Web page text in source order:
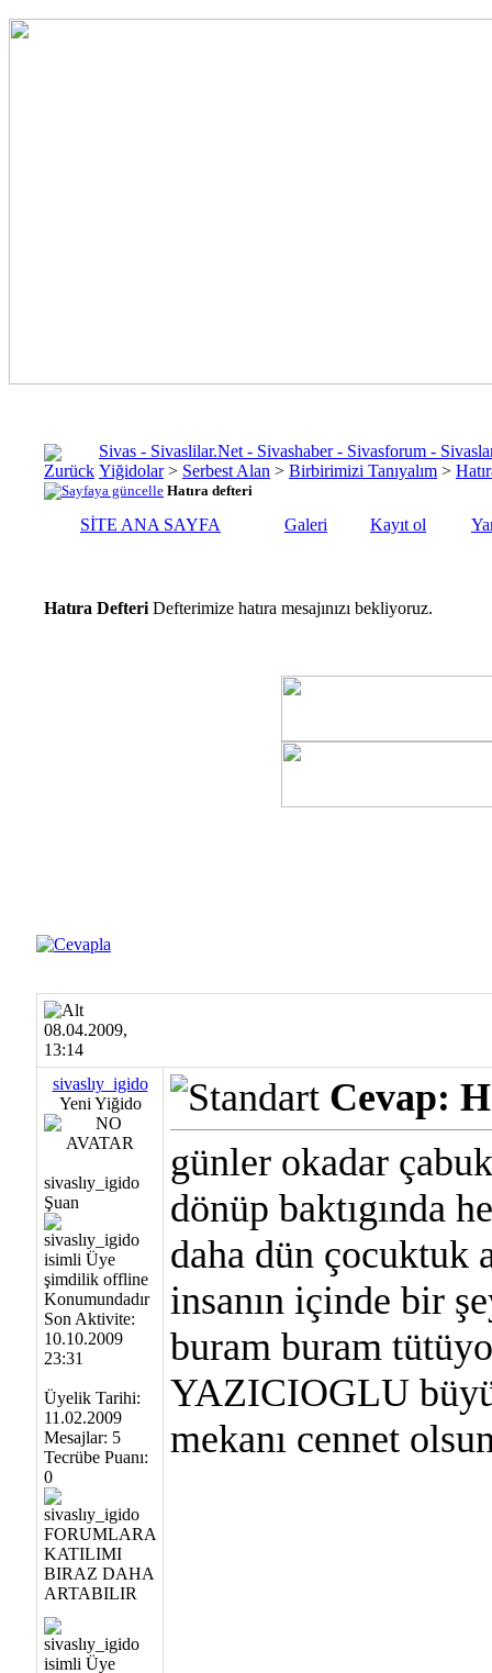
Sivas - Sivaslilar.Net - Sivashaber - Sivasforum -
Yiğidolar > Serbest Alan > Birbirimizi Tanıyalım >
Hatıra defteri
SİTE ANA SAYFA Galeri Kayıt ol
Hatıra Defteri Defterimize hatıra mesajınızı bekliyoruz.
08.04.2009,
13:14
sivaslıy_igido
Yeni Yiğido
sivaslıy_igido
Şuan
Son Aktivite:
10.10.2009
23:31
Üyelik Tarihi:
11.02.2009
Mesajlar: 5
Tecrübe Puanı:
0
Cevap:
günler okadar
dönüp baktıgında
daha dün çocuktuk
insanın içinde bir
buram buram
YAZICIOGLU
mekanı cennet